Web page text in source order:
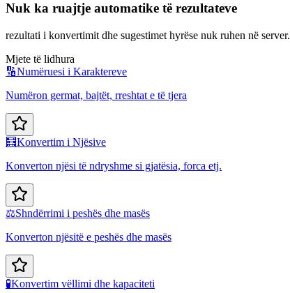
Nuk ka ruajtje automatike të rezultateve
rezultati i konvertimit dhe sugestimet hyrëse nuk ruhen në server.
Mjete të lidhura
🔢Numëruesi i Karaktereve
Numëron germat, bajtët, rreshtat e të tjera
🧮Konvertim i Njësive
Konverton njësi të ndryshme si gjatësia, forca etj.
⚖️Shndërrimi i peshës dhe masës
Konverton njësitë e peshës dhe masës
🧪Konvertim vëllimi dhe kapaciteti